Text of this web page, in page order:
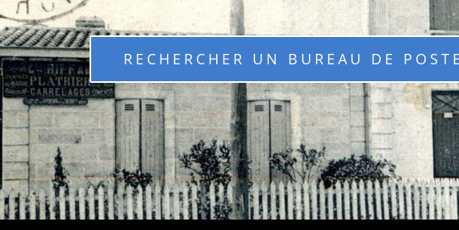
RECHERCHER UN BUREAU DE POSTE